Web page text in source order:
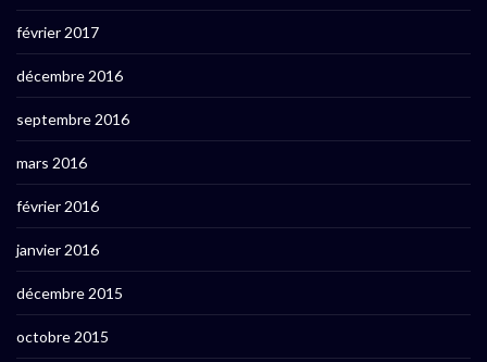
février 2017
décembre 2016
septembre 2016
mars 2016
février 2016
janvier 2016
décembre 2015
octobre 2015